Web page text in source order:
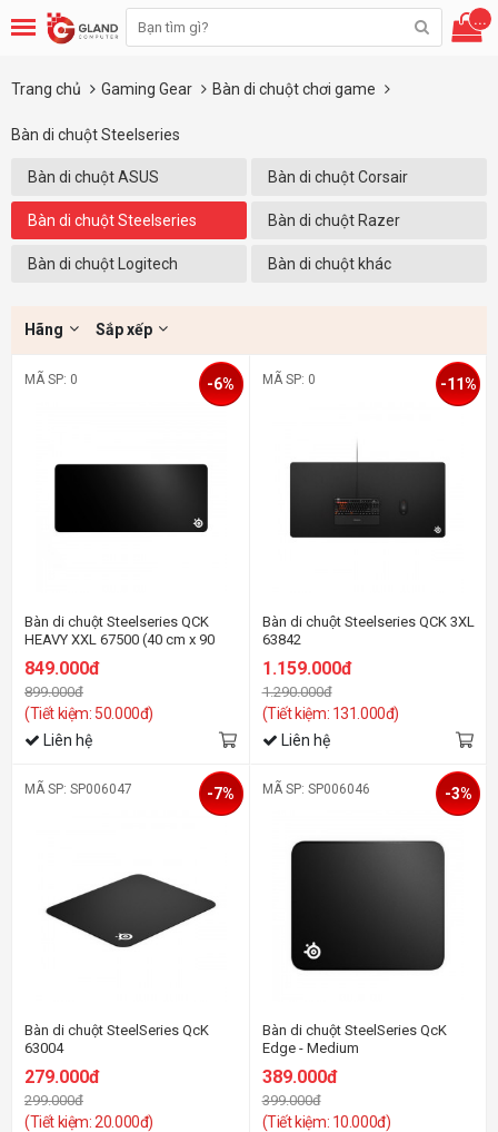
...
Trang chủ Gaming Gear Bàn di chuột chơi game
Bàn di chuột Steelseries
Bàn di chuột ASUS Bàn di chuột Corsair
Bàn di chuột Steelseries Bàn di chuột Razer
Bàn di chuột Logitech Bàn di chuột khác
Hãng Sắp xếp
MÃ SP: 0
Bàn di chuột Steelseries QCK
HEAVY XXL 67500 (40 cm x 90
849.000đ
899.000đ
(Tiết kiệm: 50.000đ)
-6%
Liên hệ
MÃ SP: 0
Bàn di chuột Steelseries QCK 3XL
63842
1.159.000đ
1.290.000đ
(Tiết kiệm: 131.000đ)
-11%
Liên hệ
MÃ SP: SP006047
Bàn di chuột SteelSeries QcK
63004
279.000đ
299.000đ
(Tiết kiệm: 20.000đ)
-7% MÃ SP: SP006046
Bàn di chuột SteelSeries QcK
Edge - Medium
389.000đ
399.000đ
(Tiết kiệm: 10.000đ)
-3%